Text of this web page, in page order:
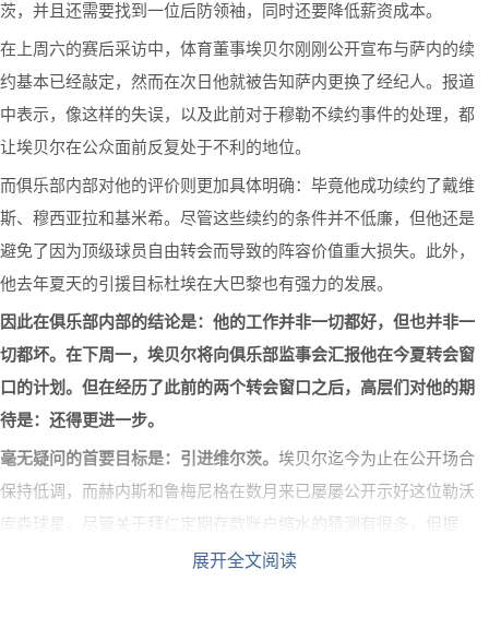
茨，并且还需要找到一位后防领袖，同时还要降低薪资成本。
在上周六的赛后采访中，体育董事埃贝尔刚刚公开宣布与萨内的续
约基本已经敲定，然而在次日他就被告知萨内更换了经纪人。报道
中表示，像这样的失误，以及此前对于穆勒不续约事件的处理，都
让埃贝尔在公众面前反复处于不利的地位。
而俱乐部内部对他的评价则更加具体明确：毕竟他成功续约了戴维
斯、穆西亚拉和基米希。尽管这些续约的条件并不低廉，但他还是
避免了因为顶级球员自由转会而导致的阵容价值重大损失。此外，
他去年夏天的引援目标杜埃在大巴黎也有强力的发展。
因此在俱乐部内部的结论是：他的工作并非一切都好，但也并非一
切都坏。在下周一，埃贝尔将向俱乐部监事会汇报他在今夏转会窗
口的计划。但在经历了此前的两个转会窗口之后，高层们对他的期
待是：还得更进一步。
毫无疑问的首要目标是：引进维尔茨。 埃贝尔迄今为止在公开场合
保持低调，而赫内斯和鲁梅尼格在数月来已屡屡公开示好这位勒沃
库森球星。尽管关于拜仁定期存款账户缩水的猜测有很多，但据
拜仁仍有足够的资金来完成这笔转会。
展开全文阅读